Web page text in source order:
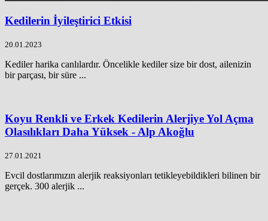
Kedilerin İyileştirici Etkisi
20.01.2023
Kediler harika canlılardır. Öncelikle kediler size bir dost, ailenizin
bir parçası, bir süre ...
Koyu Renkli ve Erkek Kedilerin Alerjiye Yol Açma
Olasılıkları Daha Yüksek - Alp Akoğlu
27.01.2021
Evcil dostlarımızın alerjik reaksiyonları tetikleyebildikleri bilinen bir
gerçek. 300 alerjik ...